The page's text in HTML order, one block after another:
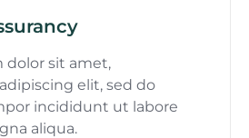
dolor sit amet,
elit, sed do
incididunt ut labore
aliqua.